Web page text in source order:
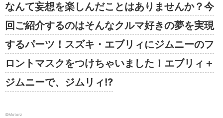
なんて妄想を楽しんだことはありませんか？今
回ご紹介するのはそんなクルマ好きの夢を実現
するパーツ！スズキ・エブリィにジムニーのフ
ロントマスクをつけちゃいました！エブリィ＋
ジムニーで、ジムリィ!?
©Motorz